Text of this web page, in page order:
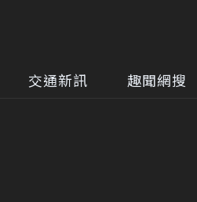
交通新訊 趣聞網搜